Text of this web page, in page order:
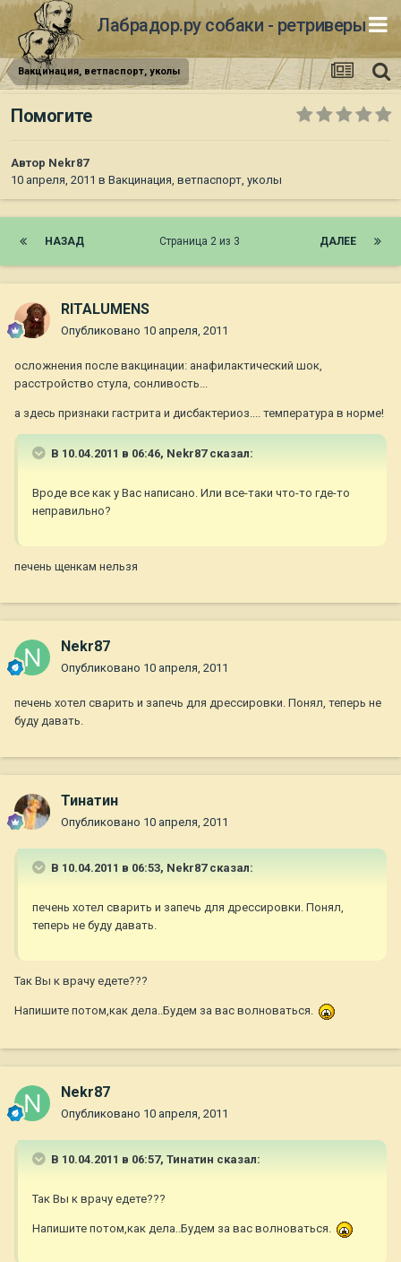
Лабрадор.ру собаки - ретриверы
Вакцинация, ветпаспорт, уколы
Помогите
Автор Nekr87
10 апреля, 2011 в Вакцинация, ветпаспорт, уколы
НАЗАД ДАЛЕЕ
Страница 2 из 3
RITALUMENS
Опубликовано 10 апреля, 2011
осложнения после вакцинации: анафилактический шок,
расстройство стула, сонливость...
а здесь признаки гастрита и дисбактериоз.... температура в норме!
В 10.04.2011 в 06:46, Nekr87 сказал:
Вроде все как у Вас написано. Или все-таки что-то где-то
неправильно?
печень щенкам нельзя
Nekr87
Опубликовано 10 апреля, 2011
печень хотел сварить и запечь для дрессировки. Понял, теперь не
буду давать.
Тинатин
Опубликовано 10 апреля, 2011
В 10.04.2011 в 06:53, Nekr87 сказал:
печень хотел сварить и запечь для дрессировки. Понял,
теперь не буду давать.
Так Вы к врачу едете???
Напишите потом,как дела..Будем за вас волноваться.
Nekr87
Опубликовано 10 апреля, 2011
В 10.04.2011 в 06:57, Тинатин сказал:
Так Вы к врачу едете???
Напишите потом,как дела..Будем за вас волноваться.